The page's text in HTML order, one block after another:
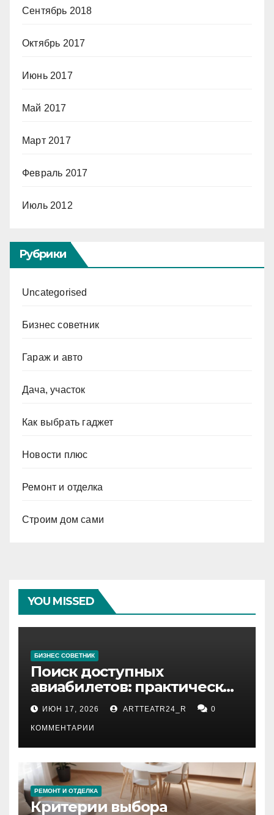
Сентябрь 2018
Октябрь 2017
Июнь 2017
Май 2017
Март 2017
Февраль 2017
Июль 2012
Рубрики
Uncategorised
Бизнес советник
Гараж и авто
Дача, участок
Как выбрать гаджет
Новости плюс
Ремонт и отделка
Строим дом сами
YOU MISSED
БИЗНЕС СОВЕТНИК
Поиск доступных
авиабилетов: практические
рекомендации
ИЮН 17, 2026 ARTTEATR24_R 0
КОММЕНТАРИИ
РЕМОНТ И ОТДЕЛКА
Критерии выбора